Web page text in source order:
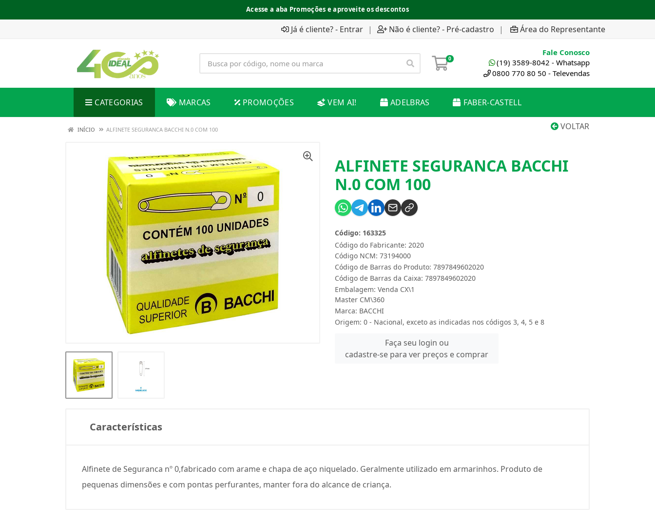
Acesse a aba Promoções e aproveite os descontos
Já é cliente? - Entrar | Não é cliente? - Pré-cadastro | Área do Representante
0
Fale Conosco
(19) 3589-8042 - Whatsapp
0800 770 80 50 - Televendas
CATEGORIAS MARCAS PROMOÇÕES VEM AI! ADELBRAS FABER-CASTELL
VOLTAR
INÍCIO ALFINETE SEGURANCA BACCHI N.0 COM 100
ALFINETE SEGURANCA BACCHI
N.0 COM 100
Código do Fabricante: 2020
Código: 163325
Código NCM: 73194000
Código de Barras do Produto: 7897849602020
Código de Barras da Caixa: 7897849602020
Embalagem: Venda CX\1
Master CM\360
Marca: BACCHI
Origem: 0 - Nacional, exceto as indicadas nos códigos 3, 4, 5 e 8
Faça seu login ou
cadastre-se para ver preços e comprar
Características
Alfinete de Seguranca nº 0,fabricado com arame e chapa de aço niquelado. Geralmente utilizado em armarinhos. Produto de
pequenas dimensões e com pontas perfurantes, manter fora do alcance de criança.